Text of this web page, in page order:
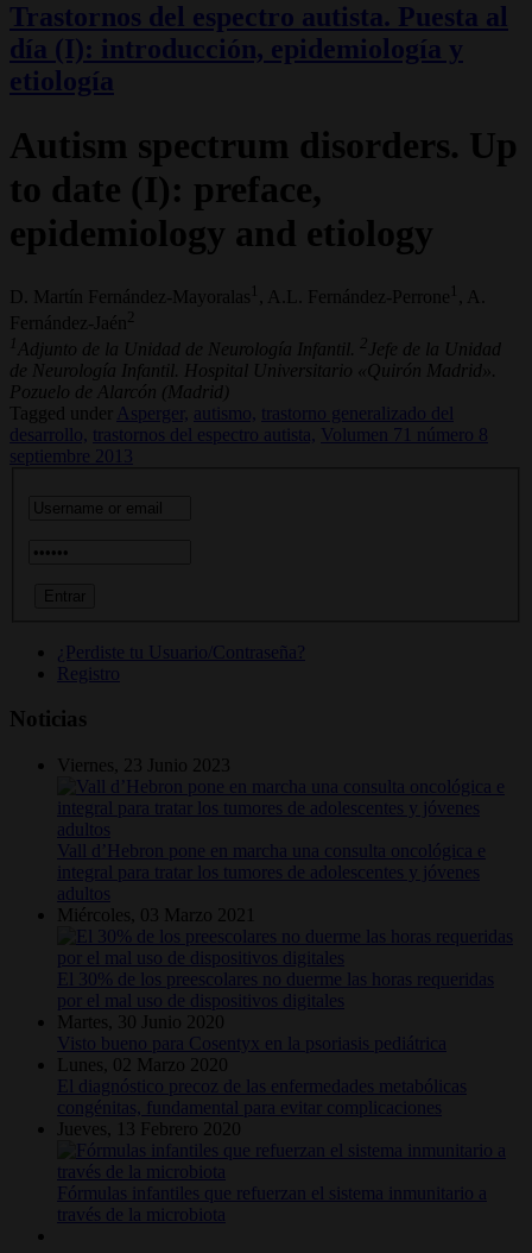
Trastornos del espectro autista. Puesta al
día (I): introducción, epidemiología y
etiología
Autism spectrum disorders. Up
to date (I): preface,
epidemiology and etiology
D. Martín Fernández-Mayoralas 1 , A.L. Fernández-Perrone 1
, A.
Fernández-Jaén
1 Adjunto de la Unidad de Neurología Infantil. 2 Jefe de la Unidad
de Neurología Infantil. Hospital Universitario «Quirón Madrid».
Pozuelo de Alarcón (Madrid)
Tagged under
Asperger, autismo, trastorno generalizado del
desarrollo, trastornos del espectro autista,
Volumen 71 número 8
septiembre 2013
¿Perdiste tu Usuario/Contraseña?
Registro
Noticias
Viernes, 23 Junio 2023
Vall d’Hebron pone en marcha una consulta oncológica e
integral para tratar los tumores de adolescentes y jóvenes
adultos
Miércoles, 03 Marzo 2021
El 30% de los preescolares no duerme las horas requeridas
por el mal uso de dispositivos digitales
Martes, 30 Junio 2020
Visto bueno para Cosentyx en la psoriasis pediátrica
Lunes, 02 Marzo 2020
El diagnóstico precoz de las enfermedades metabólicas
congénitas, fundamental para evitar complicaciones
Jueves, 13 Febrero 2020
Fórmulas infantiles que refuerzan el sistema inmunitario a
través de la microbiota